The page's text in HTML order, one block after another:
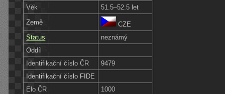
Věk
51.5–52.5 let
Země
CZE
Status
neznámý
Oddíl
Identifikační číslo ČR
9479
Identifikační číslo FIDE
Elo ČR
1000